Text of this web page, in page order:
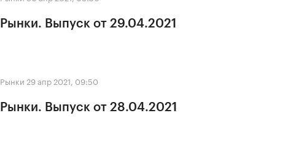
Рынки. Выпуск от 29.04.2021
Рынки 29 апр 2021, 09:50
Рынки. Выпуск от 28.04.2021